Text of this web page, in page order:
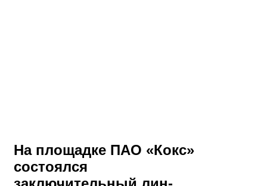
На площадке ПАО «Кокс»
состоялся